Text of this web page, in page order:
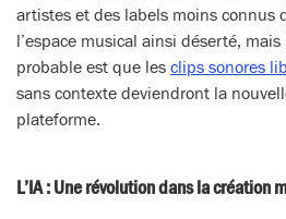
artistes et des labels moins connus
l’espace musical ainsi déserté,
probable est que les clips sonores
sans contexte deviendront la
plateforme.
L’IA : Une révolution dans la création